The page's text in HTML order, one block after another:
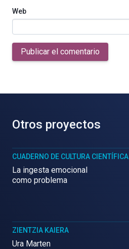
Web
Publicar el comentario
Otros proyectos
CUADERNO DE CULTURA CIENTÍFICA
La ingesta emocional
como problema
ZIENTZIA KAIERA
Ura Marten